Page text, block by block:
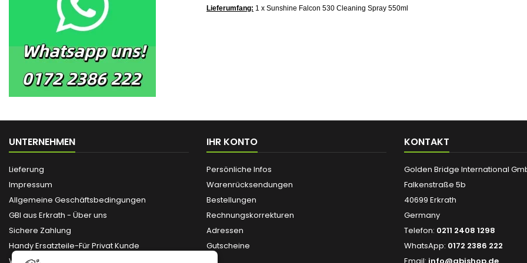
Lieferumfang: 1 x Sunshine Falcon 530 Cleaning Spray 550ml
UNTERNEHMEN
Lieferung
Impressum
Allgemeine Geschäftsbedingungen
GBI aus Erkrath - Über uns
Sichere Zahlung
Handy Ersatzteile-Für Privat Kunde
IHR KONTO
Persönliche Infos
Warenrücksendungen
Bestellungen
Rechnungskorrekturen
Adressen
Gutscheine
KONTAKT
Golden Bridge International
Falkenstraße 5b
40699 Erkrath
Germany
Telefon: 0211 2408 1298
WhatsApp: 0172 2386 222